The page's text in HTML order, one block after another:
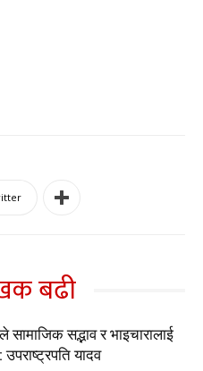
बढी
सद्भाव र भाइचारालाई
यादव